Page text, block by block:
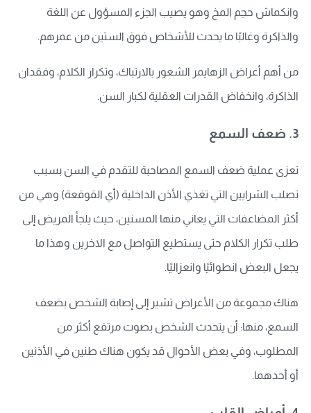
وانكماش حجم المخ وهو يصيب الجزء المسؤول عن اللغة
والذاكرة وغالبًا ما يحدث للأشخاص فوق الستين من عمرهم.
من أهم أعراض الزهايمر الشعور بالارتباك، وتكرار الكلام، وفقدان
الذاكرة، وانخفاض القدرات العقلية لكبار السن.
3. ضعف السمع
تعزى عملية ضعف السمع المصاحبة للتقدم في السن بسبب
تصلب الشرايين التي تغذي الأذن الداخلية (أي القوقعة) وهي من
أكثر المضاعفات التي يعاني منها المسنين، حيث يلجأ المريض إلى
طلب تكرار الكلام حتى يستطيع التواصل مع الاخرين وهذا ما
يجعل البعض انطوائيًا وانعزاليًا.
هناك مجموعة من الأعراض تشير إلى إصابة الشخص بضعف
السمع، منها: أن يتحدث الشخص بصوت مرتفع أكثر من
المطلوب، وفي بعض الأحوال قد يكون هناك طنين في الأذنين
أو أحدهما.